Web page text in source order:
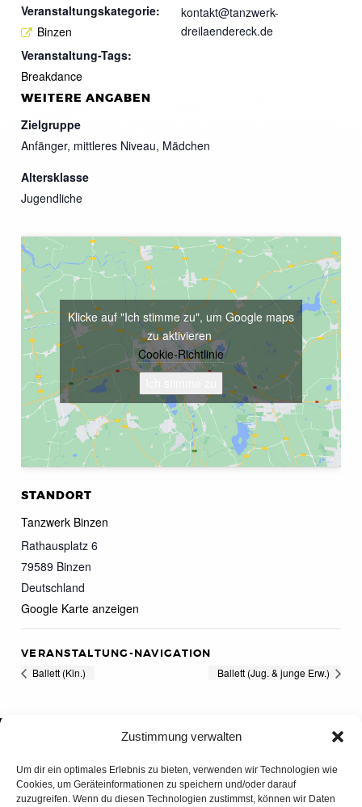
Zustimmung verwalten
Um dir ein optimales Erlebnis zu bieten, verwenden wir Technologien wie
Cookies, um Geräteinformationen zu speichern und/oder darauf
zuzugreifen. Wenn du diesen Technologien zustimmst, können wir Daten
Veranstaltungskategorie:
Binzen
Veranstaltung-Tags:
Breakdance
kontakt@tanzwerk-
dreilaendereck.de
WEITERE ANGABEN
Zielgruppe
Anfänger, mittleres Niveau, Mädchen
Altersklasse
Jugendliche
STANDORT
Tanzwerk Binzen
Rathausplatz 6
79589 Binzen
Deutschland
Google Karte anzeigen
Klicke auf "Ich stimme zu", um Google maps
zu aktivieren
Cookie-Richtlinie
VERANSTALTUNG-NAVIGATION
Ballett (Kin.) Ballett (Jug. & junge Erw.)